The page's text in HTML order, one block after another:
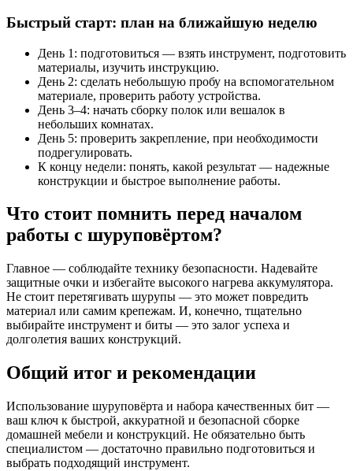
Быстрый старт: план на ближайшую неделю
День 1: подготовиться — взять инструмент, подготовить
материалы, изучить инструкцию.
День 2: сделать небольшую пробу на вспомогательном
материале, проверить работу устройства.
День 3–4: начать сборку полок или вешалок в
небольших комнатах.
День 5: проверить закрепление, при необходимости
подрегулировать.
К концу недели: понять, какой результат — надежные
конструкции и быстрое выполнение работы.
Что стоит помнить перед началом
работы с шуруповёртом?
Главное — соблюдайте технику безопасности. Надевайте
защитные очки и избегайте высокого нагрева аккумулятора.
Не стоит перетягивать шурупы — это может повредить
материал или самим крепежам. И, конечно, тщательно
выбирайте инструмент и биты — это залог успеха и
долголетия ваших конструкций.
Общий итог и рекомендации
Использование шуруповёрта и набора качественных бит —
ваш ключ к быстрой, аккуратной и безопасной сборке
домашней мебели и конструкций. Не обязательно быть
специалистом — достаточно правильно подготовиться и
выбрать подходящий инструмент.